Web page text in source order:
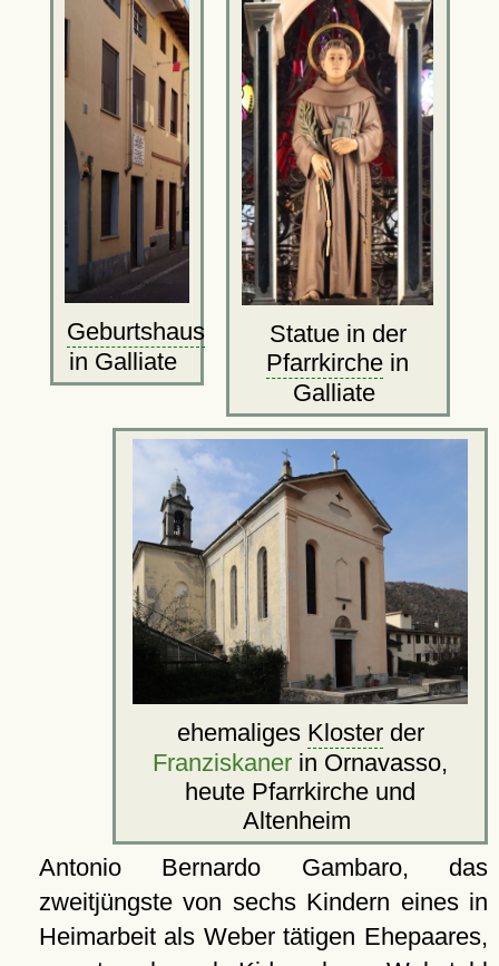
Geburtshaus
in Galliate
Statue in der
Pfarrkirche in
Galliate
ehemaliges Klosterder
Franziskaner in Ornavasso,
heute Pfarrkirche und
Altenheim
Antonio Bernardo Gambaro, das
zweitjüngste von sechs Kindern eines in
Heimarbeit als Weber tätigen Ehepaares,